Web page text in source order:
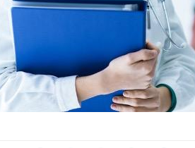
Cytomégalovirus : ce qui
change dans la prise en
charge des femmes
enceintes